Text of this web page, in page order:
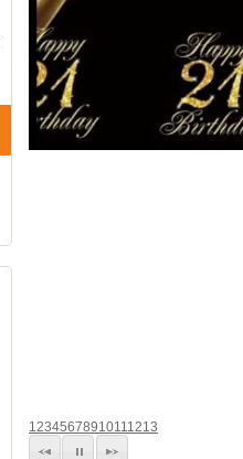
12345678910111213